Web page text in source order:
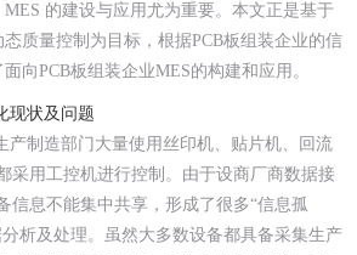
的建设与应用尤为重要。本文正是基于
质量控制为目标，根据PCB板组装企业的信
向PCB板组装企业MES的构建和应用。
现状及问题
产制造部门大量使用丝印机、贴片机、回流
采用工控机进行控制。由于设商厂商数据接
信息不能集中共享，形成了很多“信息孤
析及处理。虽然大多数设备都具备采集生产